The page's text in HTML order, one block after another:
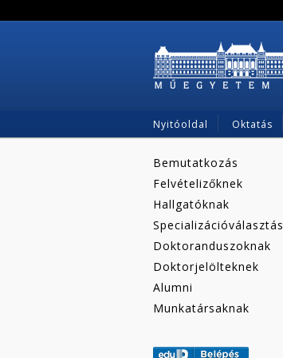
Nyitóoldal Oktatás
Bemutatkozás
Felvételizőknek
Hallgatóknak
Specializációválasztás
Doktoranduszoknak
Doktorjelölteknek
Alumni
Munkatársaknak